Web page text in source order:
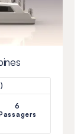
6
Passagers